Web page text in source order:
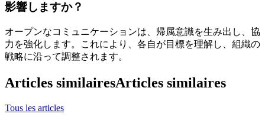
影響しますか？
オープンなコミュニケーションは、帰属意識を生み出し、協
力を強化します。これにより、各自が目標を理解し、組織の
戦略に沿って調整されます。
Articles similairesArticles similaires
Tous les articles